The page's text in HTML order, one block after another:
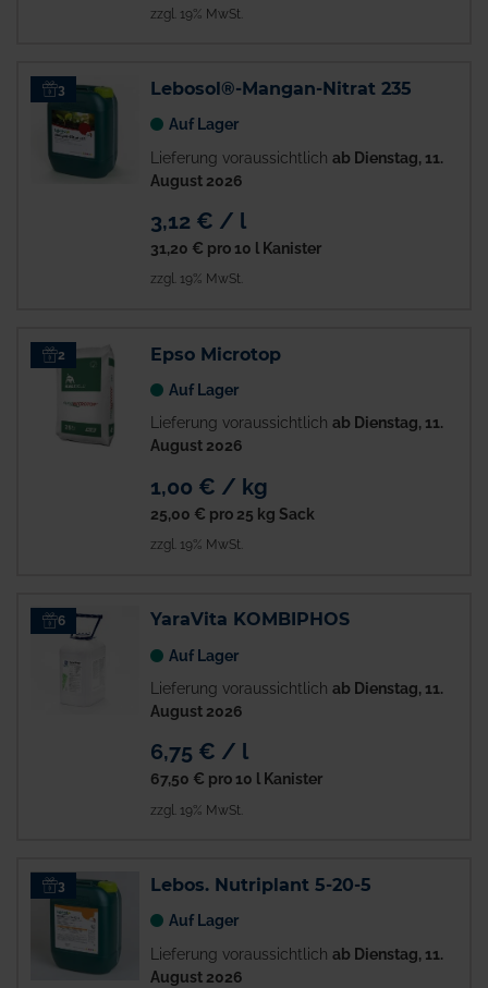
zzgl. 19% MwSt.
3 Lebosol®-Mangan-Nitrat 235
Auf Lager
Lieferung voraussichtlich ab Dienstag, 11.
August 2026
3,12 € / l
31,20 € pro 10 l Kanister
zzgl. 19% MwSt.
2 Epso Microtop
Auf Lager
Lieferung voraussichtlich ab Dienstag, 11.
August 2026
1,00 € / kg
25,00 € pro 25 kg Sack
zzgl. 19% MwSt.
6 YaraVita KOMBIPHOS
Auf Lager
Lieferung voraussichtlich ab Dienstag, 11.
August 2026
6,75 € / l
67,50 € pro 10 l Kanister
zzgl. 19% MwSt.
3 Lebos. Nutriplant 5-20-5
Auf Lager
Lieferung voraussichtlich ab Dienstag, 11.
August 2026